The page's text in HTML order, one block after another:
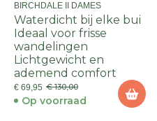
BIRCHDALE II DAMES
Waterdicht bij elke bui
Ideaal voor frisse
wandelingen
Lichtgewicht en
ademend comfort
€ 69,95 € 130,00
Op voorraad